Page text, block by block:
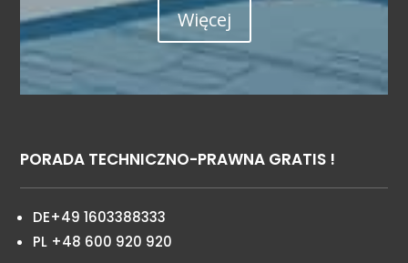
Więcej
PORADA TECHNICZNO-PRAWNA GRATIS !
DE+49 1603388333
PL +48 600 920 920